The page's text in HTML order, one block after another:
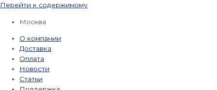
Перейти к содержимому
Москва
О компании
Доставка
Оплата
Новости
Статьи